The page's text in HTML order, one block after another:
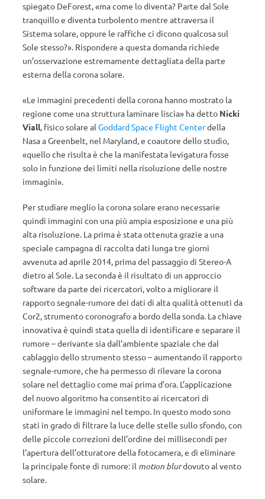
spiegato DeForest, «ma come lo diventa? Parte dal Sole
tranquillo e diventa turbolento mentre attraversa il
Sistema solare, oppure le raffiche ci dicono qualcosa sul
Sole stesso?». Rispondere a questa domanda richiede
un’osservazione estremamente dettagliata della parte
esterna della corona solare.
«Le immagini precedenti della corona hanno mostrato la
regione come una struttura laminare liscia» ha detto Nicki
Viall, fisico solare al Goddard Space Flight Centerdella
Nasa a Greenbelt, nel Maryland, e coautore dello studio,
«quello che risulta è che la manifestata levigatura fosse
solo in funzione dei limiti nella risoluzione delle nostre
immagini».
Per studiare meglio la corona solare erano necessarie
quindi immagini con una più ampia esposizione e una più
alta risoluzione. La prima è stata ottenuta grazie a una
speciale campagna di raccolta dati lunga tre giorni
avvenuta ad aprile 2014, prima del passaggio di Stereo-A
dietro al Sole. La seconda è il risultato di un approccio
software da parte dei ricercatori, volto a migliorare il
rapporto segnale-rumore dei dati di alta qualità ottenuti da
Cor2, strumento coronografo a bordo della sonda. La chiave
innovativa è quindi stata quella di identificare e separare il
rumore – derivante sia dall’ambiente spaziale che dal
cablaggio dello strumento stesso – aumentando il rapporto
segnale-rumore, che ha permesso di rilevare la corona
solare nel dettaglio come mai prima d’ora. L’applicazione
del nuovo algoritmo ha consentito ai ricercatori di
uniformare le immagini nel tempo. In questo modo sono
stati in grado di filtrare la luce delle stelle sullo sfondo, con
delle piccole correzioni dell’ordine dei millisecondi per
l’apertura dell’otturatore della fotocamera, e di eliminare
la principale fonte di rumore: il motion blurdovuto al vento
solare.